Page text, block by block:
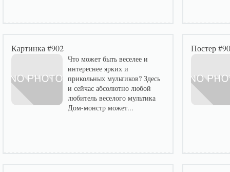
Картинка #902
Что может быть веселее и
интереснее ярких и
прикольных мультиков? Здесь
и сейчас абсолютно любой
любитель веселого мультика
Дом-монстр может...
Постер